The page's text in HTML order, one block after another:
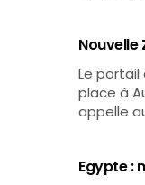
Nouvelle
Le portail
place à
appelle
Egypte :